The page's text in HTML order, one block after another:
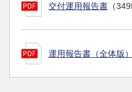
交付運用報告書 （
運用報告書（全体版）